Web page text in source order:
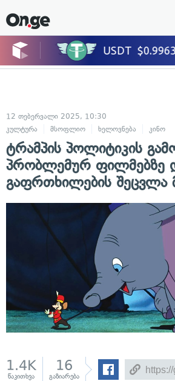
12 თებერვალი 2025, 10:30
კულტურა
მსოფლიო ხელოვნება კინო
ტრამპის პოლიტიკის
პრობლემურ ფილმებზე
გაფრთხილების შეცვლა
1.4K
წაკითხვა
16
გაზიარება